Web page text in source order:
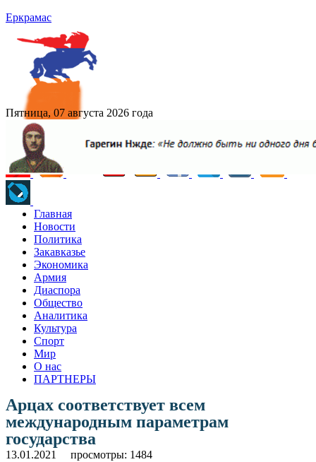
Еркрамас
Пятница, 07 августа 2026 года
Главная
Новости
Политика
Закавказье
Экономика
Армия
Диаспора
Общество
Аналитика
Культура
Спорт
Мир
О нас
ПАРТНЕРЫ
Арцах соответствует всем
международным параметрам
государства
13.01.2021 просмотры: 1484